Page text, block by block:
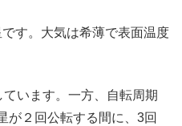
す。大気は希薄で表面温度
います。一方、自転周期
が２回公転する間に、3回